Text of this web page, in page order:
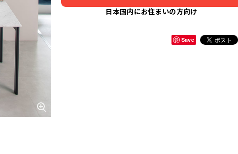
日本国内にお住まいの方向け
Save